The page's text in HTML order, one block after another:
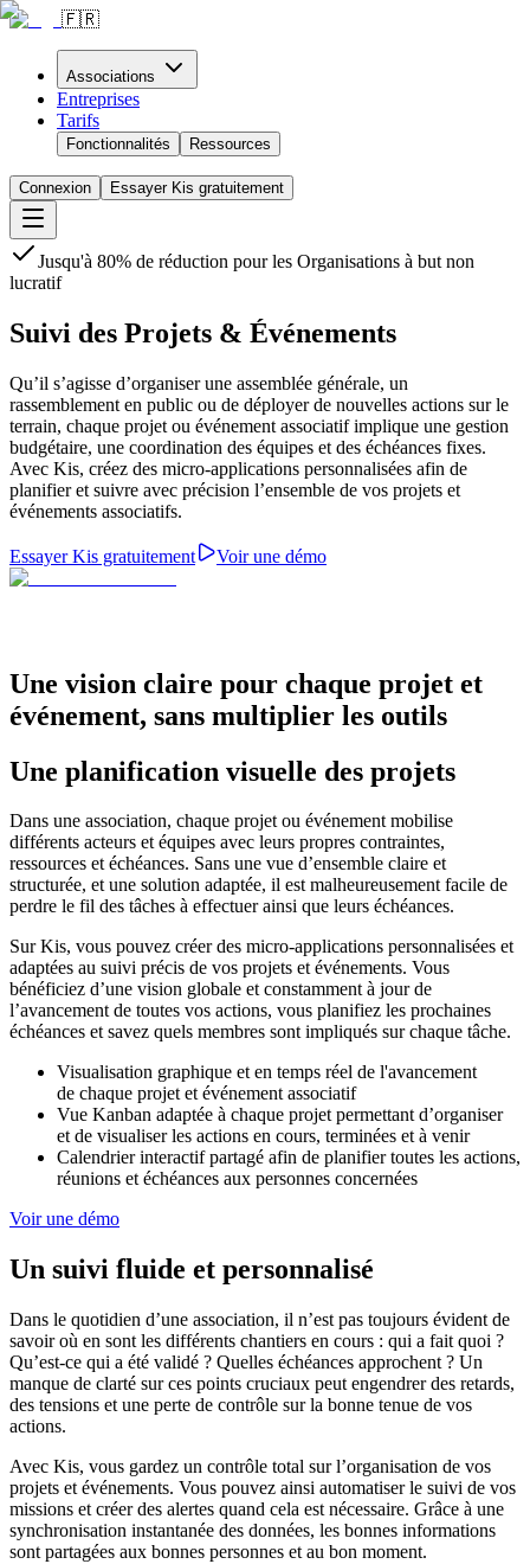
🇫🇷
Associations
Entreprises
Tarifs
Fonctionnalités Ressources
Connexion Essayer Kis gratuitement
Jusqu'à 80% de réduction pour les Organisations à but non
lucratif
Suivi des Projets & Événements
Qu’il s’agisse d’organiser une assemblée générale, un
rassemblement en public ou de déployer de nouvelles actions sur le
terrain, chaque projet ou événement associatif implique une gestion
budgétaire, une coordination des équipes et des échéances fixes.
Avec Kis, créez des micro-applications personnalisées afin de
planifier et suivre avec précision l’ensemble de vos projets et
événements associatifs.
Essayer Kis gratuitement Voir une démo
Une vision claire pour chaque projet et
événement, sans multiplier les outils
Une planification visuelle des projets
Dans une association, chaque projet ou événement mobilise
différents acteurs et équipes avec leurs propres contraintes,
ressources et échéances. Sans une vue d’ensemble claire et
structurée, et une solution adaptée, il est malheureusement facile de
perdre le fil des tâches à effectuer ainsi que leurs échéances.
Sur Kis, vous pouvez créer des micro-applications personnalisées et
adaptées au suivi précis de vos projets et événements. Vous
bénéficiez d’une vision globale et constamment à jour de
l’avancement de toutes vos actions, vous planifiez les prochaines
échéances et savez quels membres sont impliqués sur chaque tâche.
Visualisation graphique et en temps réel de l'avancement
de chaque projet et événement associatif
Vue Kanban adaptée à chaque projet permettant d’organiser
et de visualiser les actions en cours, terminées et à venir
Calendrier interactif partagé afin de planifier toutes les actions,
réunions et échéances aux personnes concernées
Voir une démo
Un suivi fluide et personnalisé
Dans le quotidien d’une association, il n’est pas toujours évident de
savoir où en sont les différents chantiers en cours : qui a fait quoi ?
Qu’est-ce qui a été validé ? Quelles échéances approchent ? Un
manque de clarté sur ces points cruciaux peut engendrer des retards,
des tensions et une perte de contrôle sur la bonne tenue de vos
actions.
Avec Kis, vous gardez un contrôle total sur l’organisation de vos
projets et événements. Vous pouvez ainsi automatiser le suivi de vos
missions et créer des alertes quand cela est nécessaire. Grâce à une
synchronisation instantanée des données, les bonnes informations
sont partagées aux bonnes personnes et au bon moment.